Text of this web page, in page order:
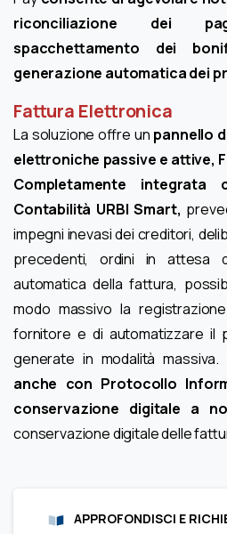
riconciliazione dei
spacchettamento dei
generazione automatica dei
Fattura Elettronica
La soluzione offre un pannello
elettroniche passive e attive,
Completamente
Contabilità URBI Smart,
impegni inevasi dei creditori,
precedenti, ordini in attesa
automatica della fattura,
modo massivo la
fornitore e di automatizzare il
generate in modalità massiva.
anche con Protocollo
conservazione digitale a
conservazione digitale delle
APPROFONDISCI E